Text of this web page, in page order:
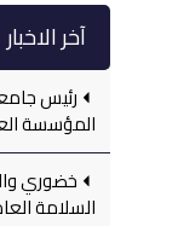
آخر الاخبار
رئيس
المؤسسة
خضوري
السلامة